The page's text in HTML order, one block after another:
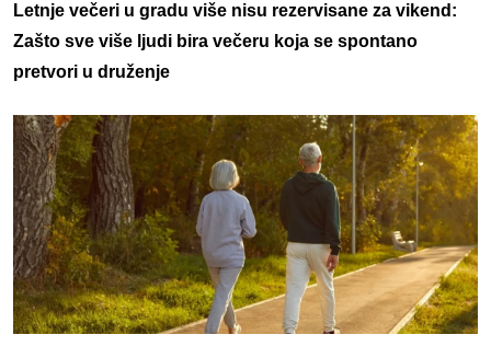
Letnje večeri u gradu više nisu rezervisane za vikend:
Zašto sve više ljudi bira večeru koja se spontano
pretvori u druženje